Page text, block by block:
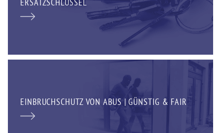
ERSATZSCHLÜSSEL
EINBRUCHSCHUTZ VON ABUS | GÜNSTIG & FAIR